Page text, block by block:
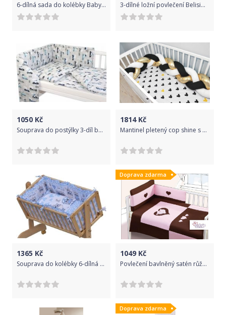
6-dílná sada do kolébky Baby Nellys - Plameňák, růžová
3-dílné ložní povlečení Belisima Ballons Varianta: 100/135 - modrá
1050 Kč
Souprava do postýlky 3-díl bavlna - ZÁVODNÍ AUTA na šedém rozměr 120x90cm
1814Kč
Mantinel pletený cop shine s povlečením Mickey - bílá, zlatá, černá, Velikost povlečení 135x100
1365 Kč
Souprava do kolébky 6-dílná - KULÍŠEK sovy modré - Scarlett
Doprava zdarma
1049 Kč
Povlečení bavlněný satén růžovo/čokoládové Baby´s Zone Srdíčko
Doprava zdarma